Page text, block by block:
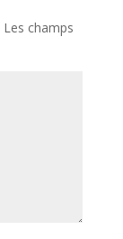
Les champs